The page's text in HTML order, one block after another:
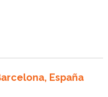
España